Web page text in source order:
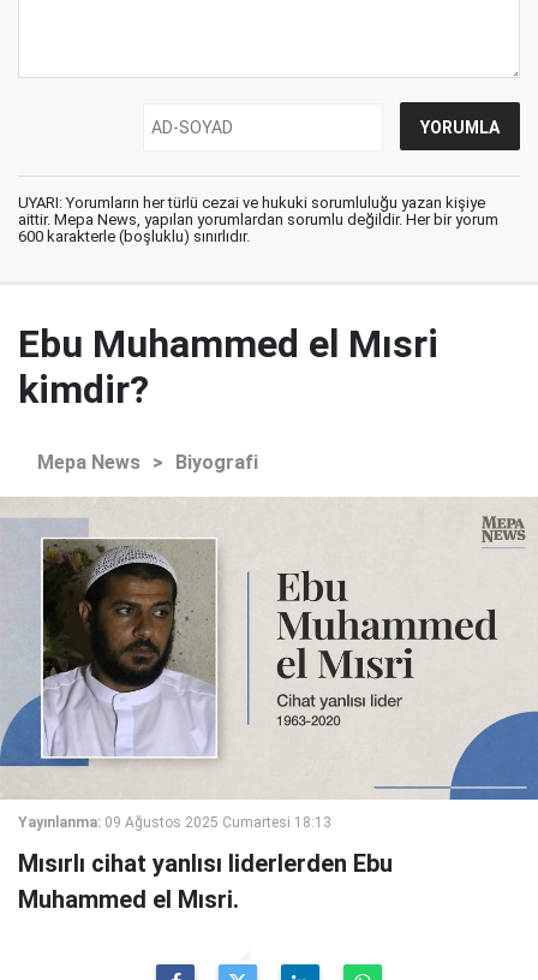
UYARI: Yorumların her türlü cezai ve hukuki sorumluluğu yazan kişiye
aittir. Mepa News, yapılan yorumlardan sorumlu değildir. Her bir yorum
600 karakterle (boşluklu) sınırlıdır.
Ebu Muhammed el Mısri
kimdir?
Mepa News > Biyografi
Yayınlanma: 09 Ağustos 2025 Cumartesi 18:13
Mısırlı cihat yanlısı liderlerden Ebu
Muhammed el Mısri.